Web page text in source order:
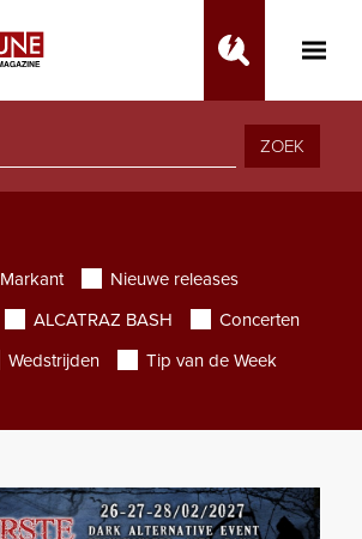
Toggle
ZOEK
Markant
Nieuwe releases
ALCATRAZ BASH
Concerten
Wedstrijden Tip van de Week